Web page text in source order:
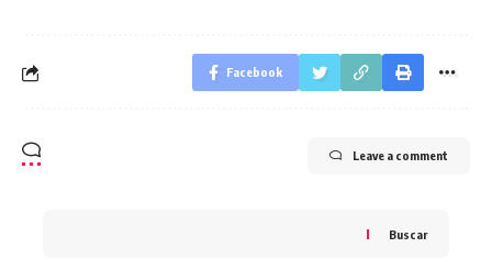
Facebook
Leave a comment
Buscar